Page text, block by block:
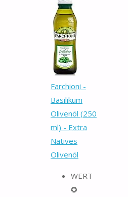
Farchioni -
Basilikum
Olivenöl (250
ml) - Extra
Natives
Olivenöl
WERT
✪